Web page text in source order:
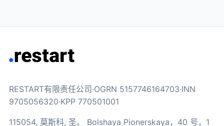
RESTART有限责任公司·OGRN 5157746164703·INN
9705056320·KPP 770501001
115054, 莫斯科, 圣。 Bolshaya Pionerskaya，40 号，1